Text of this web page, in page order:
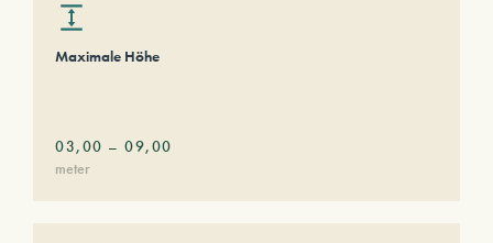
Maximale Höhe
03,00 – 09,00
meter